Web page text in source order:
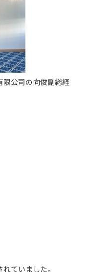
限公司の向俊副総経
ていました。